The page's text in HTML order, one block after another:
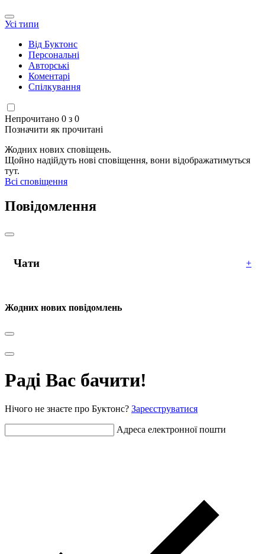
Усі типи
Від Буктонс
Персональні
Авторські
Коментарі
Спілкування
Непрочитано 0 з 0
Позначити як прочитані
Жодних нових сповіщень.
Щойно надійдуть нові сповіщення, вони відображатимуться
тут.
Всі сповіщення
Повідомлення
Чати +
Жодних нових повідомлень
Раді Вас бачити!
Нічого не знаєте про Буктонс? Зареєструватися
Адреса електронної пошти